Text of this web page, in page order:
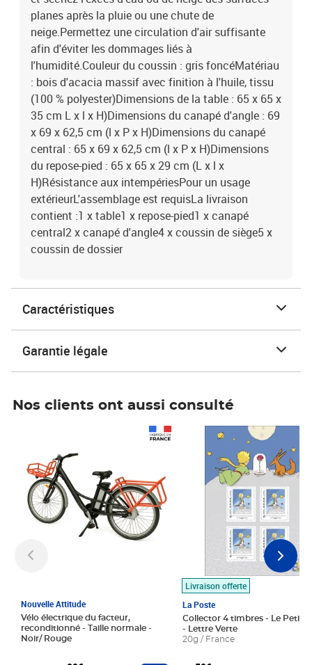
planes après la pluie ou une chute de
neige.Permettez une circulation d'air suffisante
afin d'éviter les dommages liés à
l'humidité.Couleur du coussin : gris foncéMatériau
: bois d'acacia massif avec finition à l'huile, tissu
(100 % polyester)Dimensions de la table : 65 x 65 x
35 cm L x l x H)Dimensions du canapé d'angle : 69
x 69 x 62,5 cm (l x P x H)Dimensions du canapé
central : 65 x 69 x 62,5 cm (l x P x H)Dimensions
du repose-pied : 65 x 65 x 29 cm (L x l x
H)Résistance aux intempériesPour un usage
extérieurL'assemblage est requisLa livraison
contient :1 x table1 x repose-pied1 x canapé
central2 x canapé d'angle4 x coussin de siège5 x
coussin de dossier
Caractéristiques
Garantie légale
Nos clients ont aussi consulté
Nouvelle Attitude
Vélo électrique du facteur,
reconditionné - Taille normale -
Noir/ Rouge
Livraison offerte
La Poste
Collector 4 timbres - Le Petit
- Lettre Verte
20g / France
Prix 7,50€